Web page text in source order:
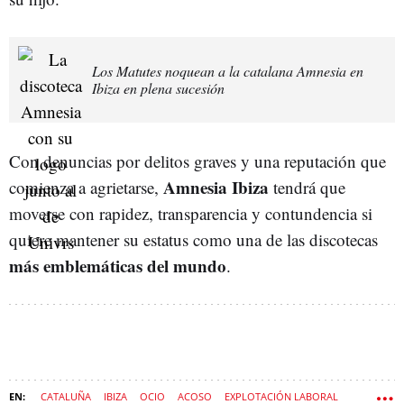
Los Matutes noquean a la catalana Amnesia en
Ibiza en plena sucesión
Con denuncias por delitos graves y una reputación que
comienza a agrietarse, Amnesia Ibiza tendrá que
moverse con rapidez, transparencia y contundencia si
quiere mantener su estatus como una de las discotecas
más emblemáticas del mundo.
CATALUÑA IBIZA OCIO ACOSO EXPLOTACIÓN LABORAL